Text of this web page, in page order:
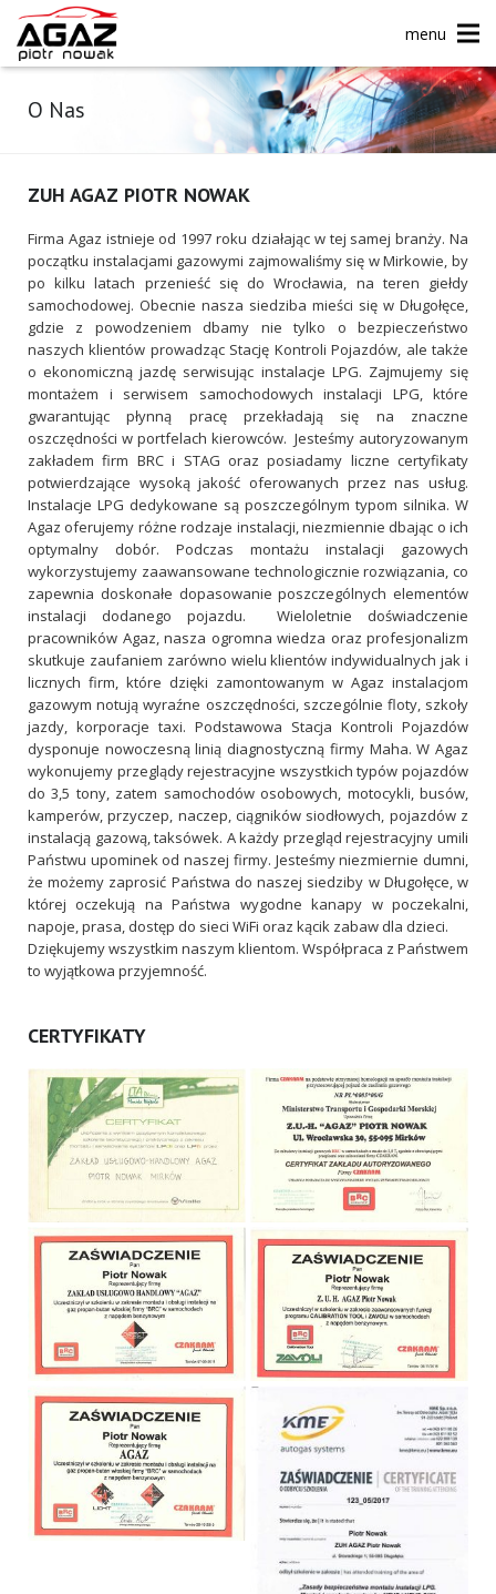
menu
O Nas
ZUH AGAZ PIOTR NOWAK
Firma Agaz istnieje od 1997 roku działając w tej samej branży. Na
początku instalacjami gazowymi zajmowaliśmy się w Mirkowie, by
po kilku latach przenieść się do Wrocławia, na teren giełdy
samochodowej. Obecnie nasza siedziba mieści się w Długołęce,
gdzie z powodzeniem dbamy nie tylko o bezpieczeństwo
naszych klientów prowadząc Stację Kontroli Pojazdów, ale także
o ekonomiczną jazdę serwisując instalacje LPG. Zajmujemy się
montażem i serwisem samochodowych instalacji LPG, które
gwarantując płynną pracę przekładają się na znaczne
oszczędności w portfelach kierowców. Jesteśmy autoryzowanym
zakładem firm BRC i STAG oraz posiadamy liczne certyfikaty
potwierdzające wysoką jakość oferowanych przez nas usług.
Instalacje LPG dedykowane są poszczególnym typom silnika. W
Agaz oferujemy różne rodzaje instalacji, niezmiennie dbając o ich
optymalny dobór. Podczas montażu instalacji gazowych
wykorzystujemy zaawansowane technologicznie rozwiązania, co
zapewnia doskonałe dopasowanie poszczególnych elementów
instalacji dodanego pojazdu. Wieloletnie doświadczenie
pracowników Agaz, nasza ogromna wiedza oraz profesjonalizm
skutkuje zaufaniem zarówno wielu klientów indywidualnych jak i
licznych firm, które dzięki zamontowanym w Agaz instalacjom
gazowym notują wyraźne oszczędności, szczególnie floty, szkoły
jazdy, korporacje taxi. Podstawowa Stacja Kontroli Pojazdów
dysponuje nowoczesną linią diagnostyczną firmy Maha. W Agaz
wykonujemy przeglądy rejestracyjne wszystkich typów pojazdów
do 3,5 tony, zatem samochodów osobowych, motocykli, busów,
kamperów, przyczep, naczep, ciągników siodłowych, pojazdów z
instalacją gazową, taksówek. A każdy przegląd rejestracyjny umili
Państwu upominek od naszej firmy. Jesteśmy niezmiernie dumni,
że możemy zaprosić Państwa do naszej siedziby w Długołęce, w
której oczekują na Państwa wygodne kanapy w poczekalni,
napoje, prasa, dostęp do sieci WiFi oraz kącik zabaw dla dzieci.
Dziękujemy wszystkim naszym klientom. Współpraca z Państwem
to wyjątkowa przyjemność.
CERTYFIKATY